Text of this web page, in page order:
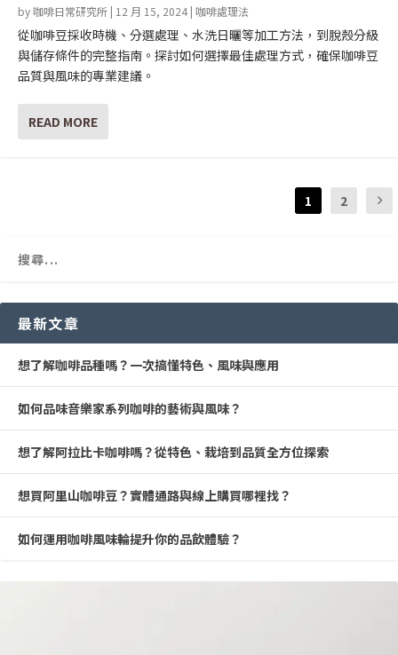
by咖啡日常研究所 | 12 月 15, 2024 | 咖啡處理法
從咖啡豆採收時機、分選處理、水洗日曬等加工方法，到脫殼分級
與儲存條件的完整指南。探討如何選擇最佳處理方式，確保咖啡豆
品質與風味的專業建議。
READ MORE
1 2
最新文章
想了解咖啡品種嗎？一次搞懂特色、風味與應用
如何品味音樂家系列咖啡的藝術與風味？
想了解阿拉比卡咖啡嗎？從特色、栽培到品質全方位探索
想買阿里山咖啡豆？實體通路與線上購買哪裡找？
如何運用咖啡風味輪提升你的品飲體驗？